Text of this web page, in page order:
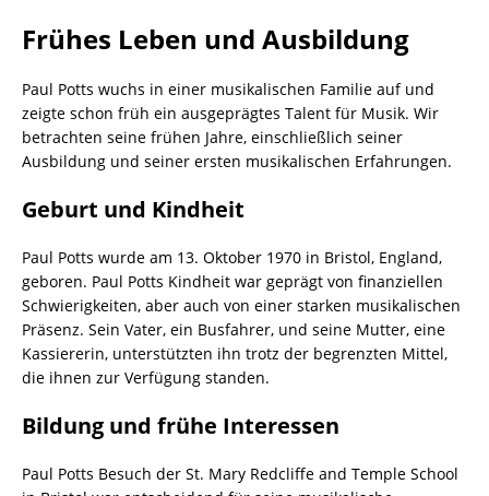
Frühes Leben und Ausbildung
Paul Potts wuchs in einer musikalischen Familie auf und
zeigte schon früh ein ausgeprägtes Talent für Musik. Wir
betrachten seine frühen Jahre, einschließlich seiner
Ausbildung und seiner ersten musikalischen Erfahrungen.
Geburt und Kindheit
Paul Potts wurde am 13. Oktober 1970 in Bristol, England,
geboren. Paul Potts Kindheit war geprägt von finanziellen
Schwierigkeiten, aber auch von einer starken musikalischen
Präsenz. Sein Vater, ein Busfahrer, und seine Mutter, eine
Kassiererin, unterstützten ihn trotz der begrenzten Mittel,
die ihnen zur Verfügung standen.
Bildung und frühe Interessen
Paul Potts Besuch der St. Mary Redcliffe and Temple School